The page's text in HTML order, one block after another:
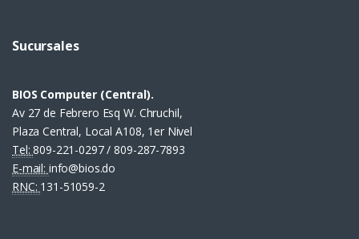
Sucursales
BIOS Computer (Central).
Av 27 de Febrero Esq W. Chruchil,
Plaza Central, Local A108, 1er Nivel
Tel:809-221-0297 / 809-287-7893
E-mail: info@bios.do
RNC: 131-51059-2